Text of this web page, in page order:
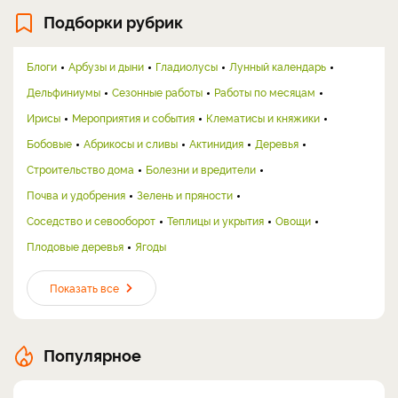
Подборки рубрик
Блоги Арбузы и дыни Гладиолусы
Лунный календарь
Дельфиниумы
Сезонные работы
Работы по месяцам
Ирисы
Мероприятия и события
Клематисы и княжики
Бобовые
Абрикосы и сливы Актинидия
Деревья
Строительство дома
Болезни и вредители
Почва и удобрения
Зелень и пряности
Соседство и севооборот
Теплицы и укрытия
Овощи
Плодовые деревья
Ягоды
Показать все
Популярное